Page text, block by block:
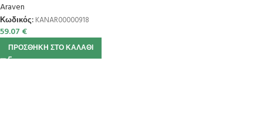
Araven
Κωδικός: KANAR00000918
59.07 €
ΠΡΟΣΘΉΚΗ ΣΤΟ ΚΑΛΆΘΙ